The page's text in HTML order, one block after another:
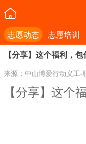
志愿动态 志愿培训
【分享】这个福利，包
来源：中山博爱行动义工-
【分享】这个